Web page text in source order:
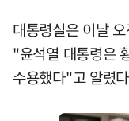
대통령실은 이날
"윤석열 대통령은
수용했다"고 알렸